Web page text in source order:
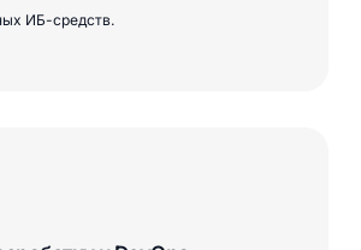
ИБ-средств.